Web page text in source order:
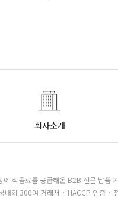
회사소개
식음료를 공급해온 B2B 전문 납품
외 300여 거래처 · HACCP 인증 ·